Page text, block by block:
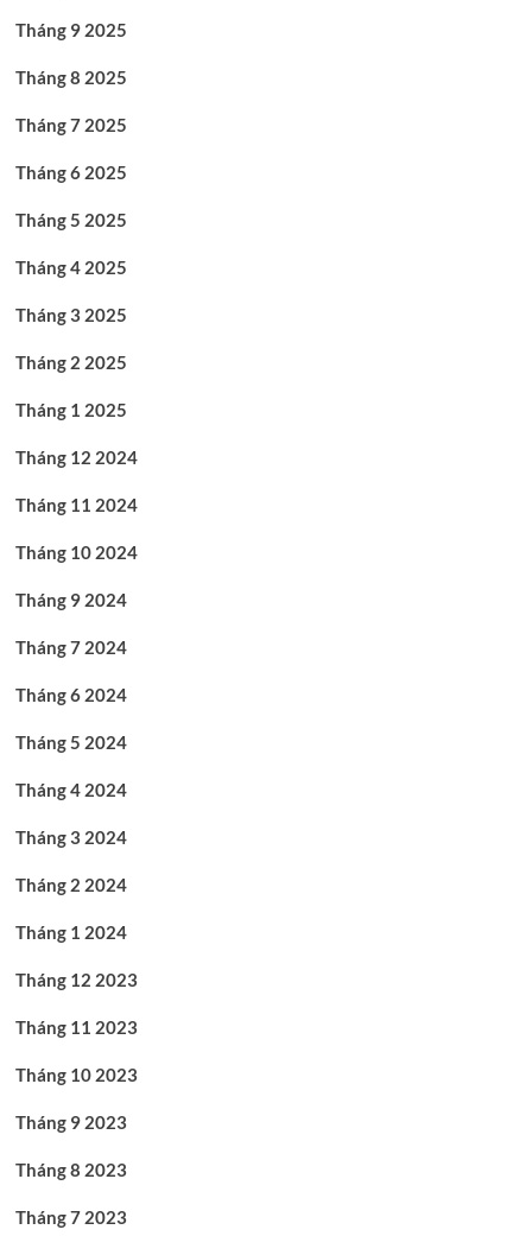
Tháng 9 2025
Tháng 8 2025
Tháng 7 2025
Tháng 6 2025
Tháng 5 2025
Tháng 4 2025
Tháng 3 2025
Tháng 2 2025
Tháng 1 2025
Tháng 12 2024
Tháng 11 2024
Tháng 10 2024
Tháng 9 2024
Tháng 7 2024
Tháng 6 2024
Tháng 5 2024
Tháng 4 2024
Tháng 3 2024
Tháng 2 2024
Tháng 1 2024
Tháng 12 2023
Tháng 11 2023
Tháng 10 2023
Tháng 9 2023
Tháng 8 2023
Tháng 7 2023